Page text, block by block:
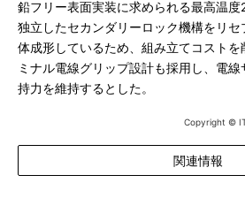
鉛フリー表面実装に求められる最高温
独立したセカンダリーロック機構をリ
体成形しているため、組み立てコスト
ミナル電線グリップ設計も採用し、電
持力を維持するとした。
Copyright ©
関連情報